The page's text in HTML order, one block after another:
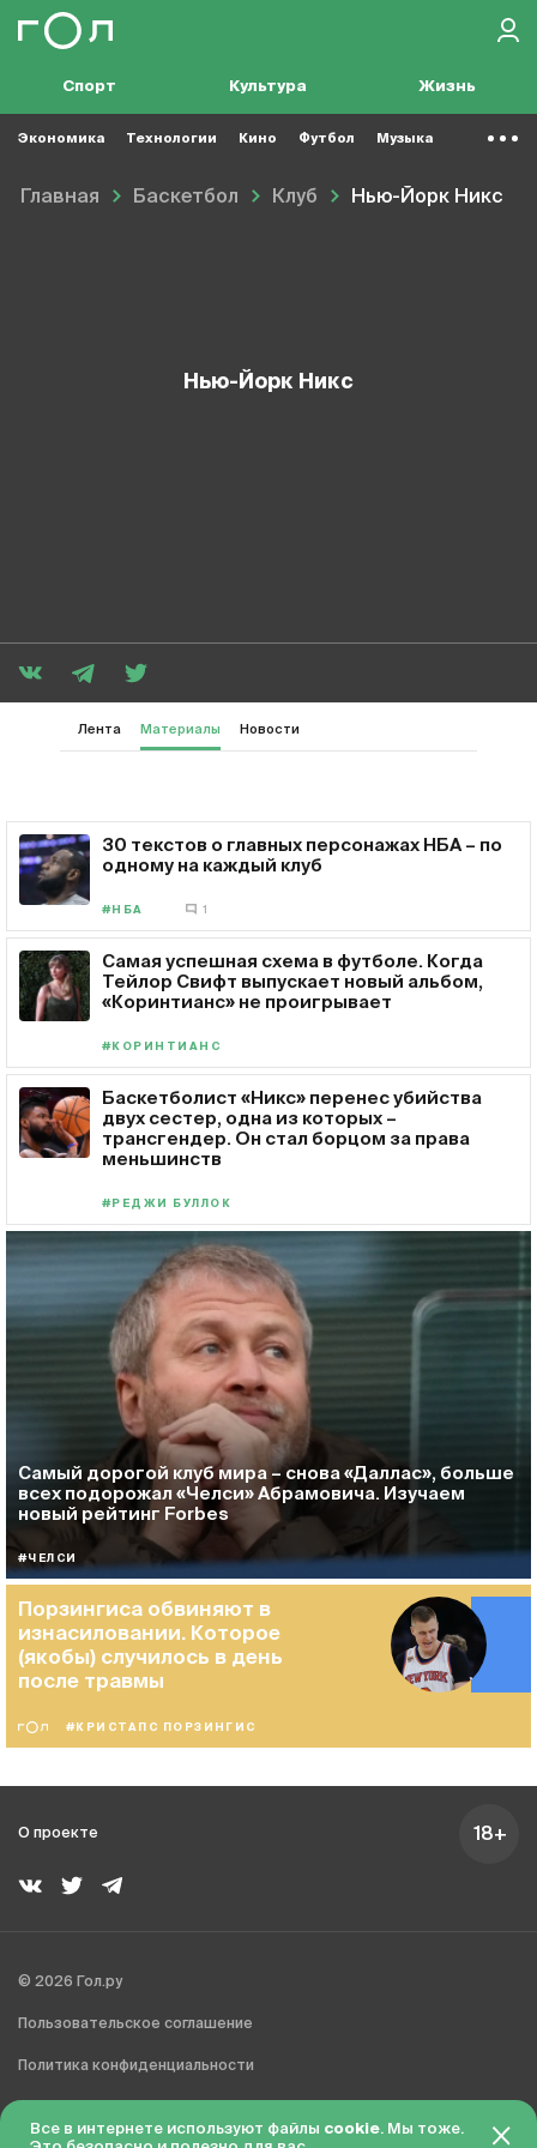
Спорт Культура Жизнь
Экономика Технологии Кино Футбол Музыка
Главная Баскетбол Клуб Нью-Йорк Никс
Нью-Йорк Никс
Лента Материалы Новости
30 текстов о главных персонажах НБА – по
одному на каждый клуб
#НБА 1
Самая успешная схема в футболе. Когда
Тейлор Свифт выпускает новый альбом,
«Коринтианс» не проигрывает
#КОРИНТИАНС
Баскетболист «Никс» перенес убийства
двух сестер, одна из которых –
трансгендер. Он стал борцом за права
меньшинств
#РЕДЖИ БУЛЛОК
Самый дорогой клуб мира – снова «Даллас», больше
всех подорожал «Челси» Абрамовича. Изучаем
новый рейтинг Forbes
#ЧЕЛСИ
Порзингиса обвиняют в
изнасиловании. Которое
(якобы) случилось в день
после травмы
#КРИСТАПС ПОРЗИНГИС
О проекте 18+
© 2026 Гол.ру
Пользовательское соглашение
Политика конфиденциальности
Все в интернете используют файлы cookie. Мы тоже.